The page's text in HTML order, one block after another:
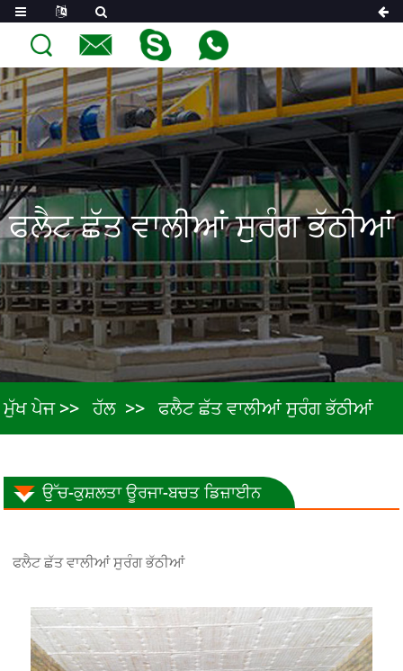
ਫਲੈਟ ਛੱਤ ਵਾਲੀਆਂ ਸੁਰੰਗ ਭੱਠੀਆਂ
ਮੁੱਖ ਪੇਜ ਹੱਲ ਫਲੈਟ ਛੱਤ ਵਾਲੀਆਂ ਸੁਰੰਗ ਭੱਠੀਆਂ
ਉੱਚ-ਕੁਸ਼ਲਤਾ ਊਰਜਾ-ਬਚਤ ਡਿਜ਼ਾਈਨ
ਫਲੈਟ ਛੱਤ ਵਾਲੀਆਂ ਸੁਰੰਗ ਭੱਠੀਆਂ